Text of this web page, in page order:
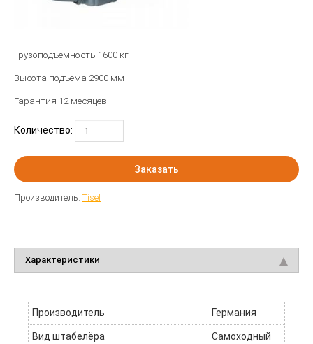
Грузоподъёмность 1600 кг
Высота подъёма 2900 мм
Гарантия 12 месяцев
Количество:
Заказать
Производитель: Tisel
Характеристики
Производитель Германия
Вид штабелёра Самоходный